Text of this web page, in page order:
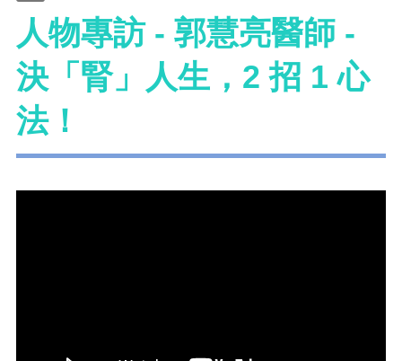
人物專訪 - 郭慧亮醫師 -
決「腎」人生，2 招 1 心
法！